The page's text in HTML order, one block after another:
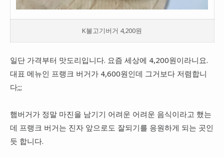
K불고기버거 4,200원
일단 가격부터 맛도리입니다. 요즘 세상에 4,200원이라니요.
대표 메뉴인 프랭크 버거가 4,600원인데 그거보다 저렴합니
다;;;
햄버거가 정말 마진을 남기기 어려운 어려운 음식이라고 했는
데 프랭크 버거는 진자 앞으로도 잘되기를 응원하게 되는 곳인
듯 합니다.